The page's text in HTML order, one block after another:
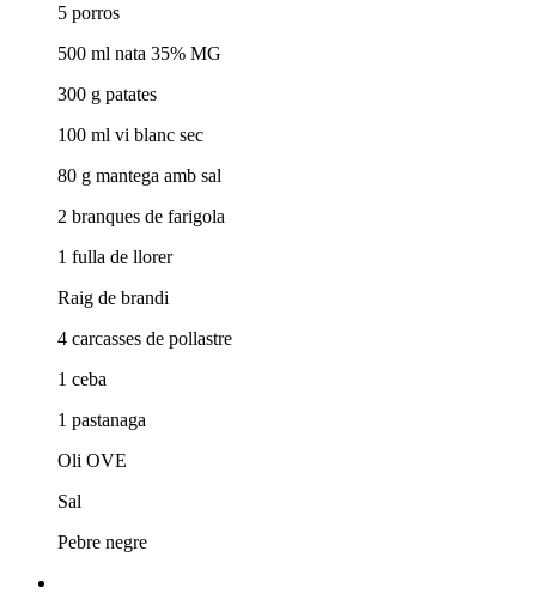
5 porros
500 ml nata 35% MG
300 g patates
100 ml vi blanc sec
80 g mantega amb sal
2 branques de farigola
1 fulla de llorer
Raig de brandi
4 carcasses de pollastre
1 ceba
1 pastanaga
Oli OVE
Sal
Pebre negre